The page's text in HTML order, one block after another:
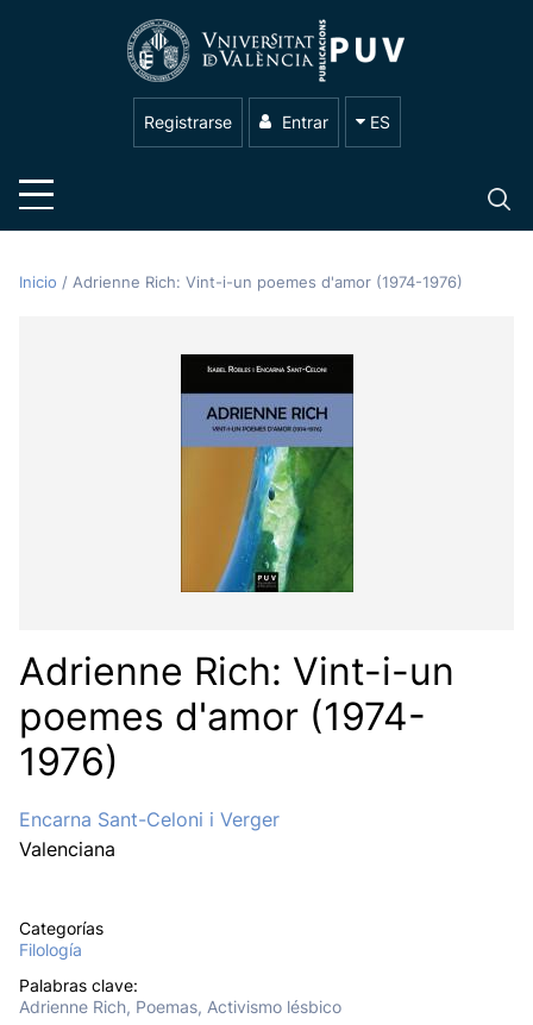
Registrarse Entrar ES
Inicio / Adrienne Rich: Vint-i-un poemes d'amor (1974-1976)
Adrienne Rich: Vint-i-un
poemes d'amor (1974-
1976)
Encarna Sant-Celoni i Verger
Valenciana
Categorías
Filología
Palabras clave:
Adrienne Rich, Poemas, Activismo lésbico